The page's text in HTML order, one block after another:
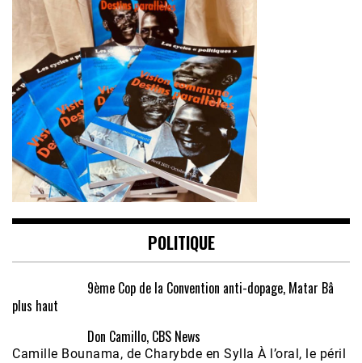
POLITIQUE
9ème Cop de la Convention anti-dopage, Matar Bâ
plus haut
Don Camillo, CBS News
Camille Bounama, de Charybde en Sylla À l’oral, le péril